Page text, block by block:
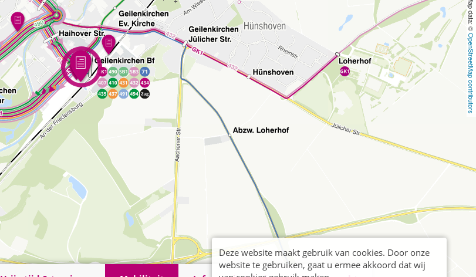
, Map data: ©
OpenStreetMap contributors
Deze website maakt gebruik van cookies. Door onze
website te gebruiken, gaat u ermee akkoord dat wij